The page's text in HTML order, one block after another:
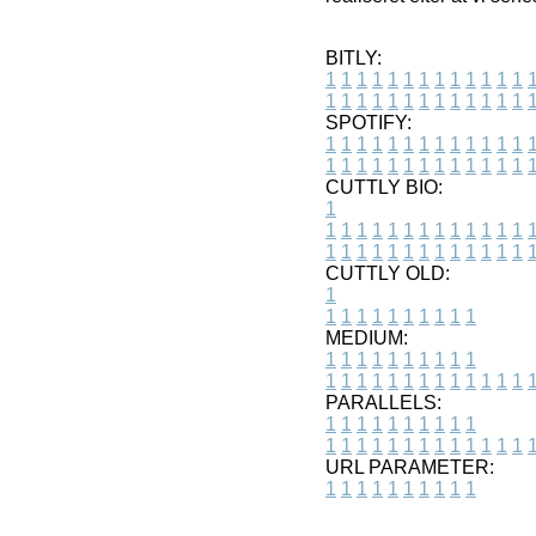
BITLY:
1 1 1 1 1 1 1 1 1 1 1 1 1 1
1 1 1 1 1 1 1 1 1 1 1 1 1 1
SPOTIFY:
1 1 1 1 1 1 1 1 1 1 1 1 1 1
1 1 1 1 1 1 1 1 1 1 1 1 1 1
CUTTLY BIO:
1
1 1 1 1 1 1 1 1 1 1 1 1 1 1
1 1 1 1 1 1 1 1 1 1 1 1 1 1
CUTTLY OLD:
1
1 1 1 1 1 1 1 1 1 1
MEDIUM:
1 1 1 1 1 1 1 1 1 1
1 1 1 1 1 1 1 1 1 1 1 1 1 1
PARALLELS:
1 1 1 1 1 1 1 1 1 1
1 1 1 1 1 1 1 1 1 1 1 1 1 1
URL PARAMETER:
1 1 1 1 1 1 1 1 1 1